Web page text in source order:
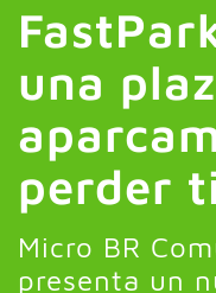
una
perder
Micro BR
presenta un